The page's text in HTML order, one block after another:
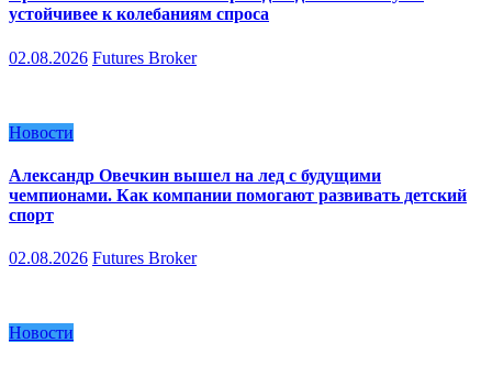
устойчивее к колебаниям спроса
02.08.2026 Futures Broker
Новости
Александр Овечкин вышел на лед с будущими
чемпионами. Как компании помогают развивать детский
спорт
02.08.2026 Futures Broker
Новости